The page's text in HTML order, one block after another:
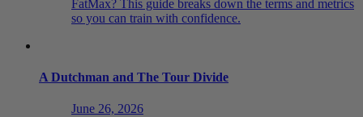
FatMax? This guide breaks down the terms and metrics
so you can train with confidence.
A Dutchman and The Tour Divide
June 26, 2026